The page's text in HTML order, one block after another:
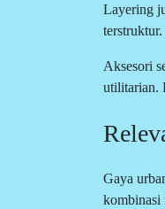
Layering
Aksesori
utilitarian.
Gaya
kombinasi